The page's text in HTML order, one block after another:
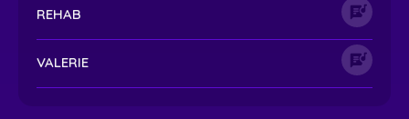
REHAB
VALERIE